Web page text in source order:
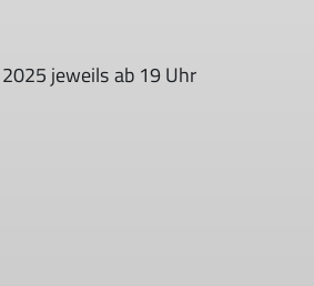
jeweils ab 19 Uhr